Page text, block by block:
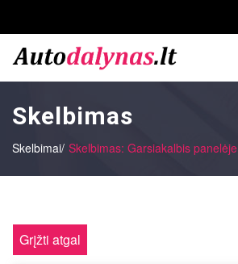
Skelbimas
Skelbimai/ Skelbimas: Garsiakalbis panelėje
Grįžti atgal